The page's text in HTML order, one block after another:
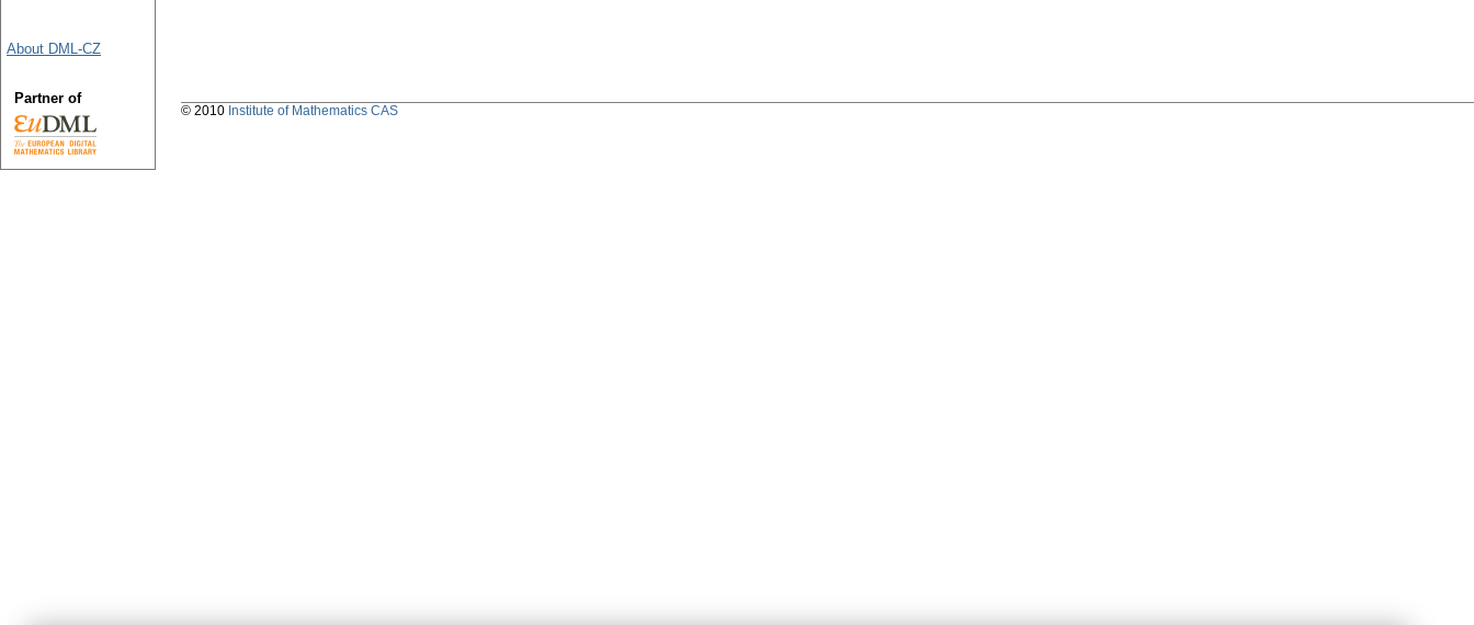
About DML-CZ
Partner of
© 2010 Institute of Mathematics CAS